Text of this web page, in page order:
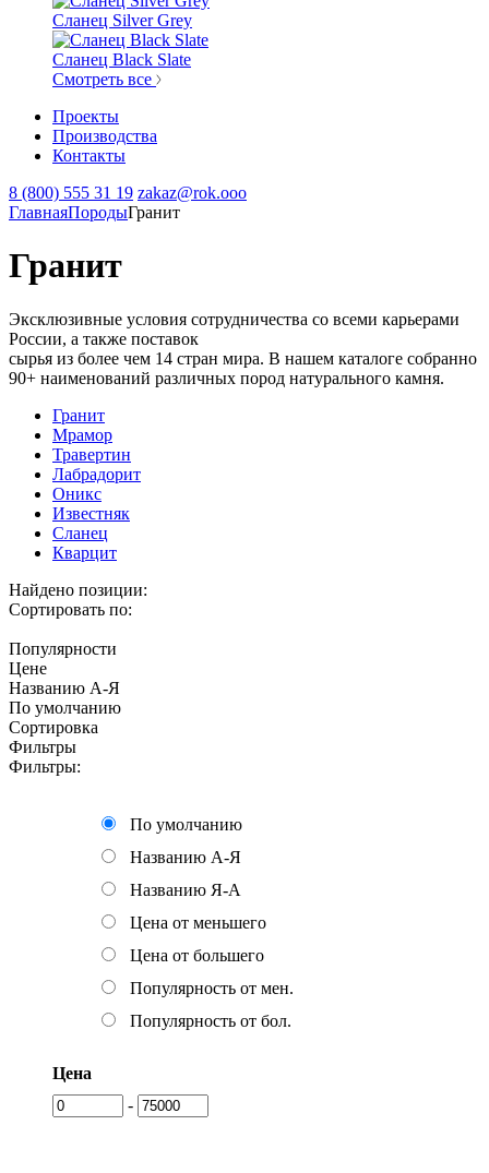
Сланец Silver Grey
Сланец Black Slate
Смотреть все
Проекты
Производства
Контакты
8 (800) 555 31 19 zakaz@rok.ooo
ГлавнаяПородыГранит
Гранит
Эксклюзивные условия сотрудничества со всеми карьерами
России, а также поставок
сырья из более чем 14 стран мира. В нашем каталоге собранно
90+ наименований различных пород натурального камня.
Гранит
Мрамор
Травертин
Лабрадорит
Оникс
Известняк
Сланец
Кварцит
Найдено позиции:
Сортировать по:
Популярности
Цене
Названию А-Я
По умолчанию
Сортировка
Фильтры
Фильтры:
По умолчанию
Названию А-Я
Названию Я-А
Цена от меньшего
Цена от большего
Популярность от мен.
Популярность от бол.
Цена
-